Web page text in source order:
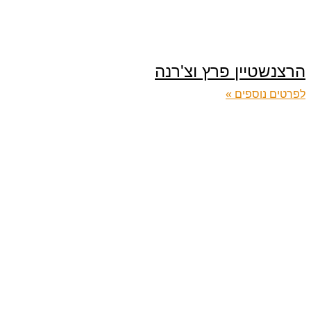
הרצנשטיין פרץ וצ'רנה
לפרטים נוספים »